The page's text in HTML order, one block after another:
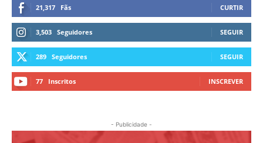
21,317 Fãs CURTIR
3,503 Seguidores SEGUIR
289 Seguidores SEGUIR
77 Inscritos INSCREVER
- Publicidade -